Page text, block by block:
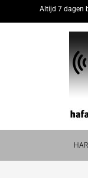
Altijd 7 dagen